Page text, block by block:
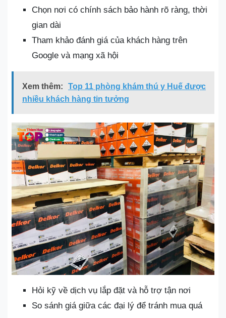
Chọn nơi có chính sách bảo hành rõ ràng, thời
gian dài
Tham khảo đánh giá của khách hàng trên
Google và mạng xã hội
Xem thêm:
Top 11 phòng khám thú y Huế được
nhiều khách hàng tin tưởng
Hỏi kỹ về dịch vụ lắp đặt và hỗ trợ tận nơi
So sánh giá giữa các đại lý để tránh mua quá